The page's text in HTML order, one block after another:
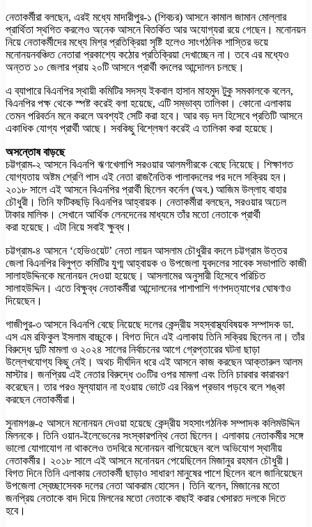
নেতাকর্মীরা বলছেন, এরই মধ্যে মাদারীপুর-১ (শিবচর) আসনে কামাল জামান মোল্লার
প্রার্থিতা স্থগিত করলেও অনেক আসনে বিতর্কিত আর অযোগ্যরা রয়ে গেছেন। মনোনয়ন
নিয়ে নেতাকর্মীদের মধ্যে মিশ্র প্রতিক্রিয়া সৃষ্টি হলেও সাংগঠনিক শাস্তির ভয়ে
মনোনয়নবঞ্চিত নেতারা প্রকাশ্যে কঠোর প্রতিক্রিয়া দেখাচ্ছেন না। তবে এর মধ্যেও
অন্তত ১০ জেলার প্রায় ২০টি আসনে প্রার্থী বদলের আন্দোলন চলছে।
এ ব্যাপারে বিএনপির স্থায়ী কমিটির সদস্য ইকবাল হাসান মাহমুদ টুকু সমকালকে বলেন,
বিএনপির পক্ষ থেকে স্পষ্ট করেই বলা হয়েছে, এটি সম্ভাব্য তালিকা। কোনো এলাকায়
তেমন পরিবর্তন মনে করলে অবশ্যই সেটি করা হবে। আর বড় দল হিসেবে প্রতিটি আসনে
একাধিক যোগ্য প্রার্থী আছে। সবকিছু বিশ্লেষণ করেই এ তালিকা করা হয়েছে।
অসন্তোষ বাড়ছে
চট্টগ্রাম-২ আসনে বিএনপি ঋণখেলাপি সরওয়ার আলমগীরকে বেছে নিয়েছে। শিক্ষাগত
যোগ্যতায় অষ্টম শ্রেণি পাস এই নেতা রাজনৈতিক পালাবদলের পর দলে সক্রিয় হন।
২০১৮ সালে এই আসনে বিএনপির প্রার্থী ছিলেন কর্নেল (অব.) আজিম উল্লাহ বাহার
চৌধুরী। তিনি ফটিকছড়ি বিএনপির আহ্বায়ক। নেতাকর্মীরা বলছেন, সরওয়ার অঢেল
টাকার মালিক। সেখানে আর্থিক লেনদেনের মাধ্যমে তাঁর মতো নেতাকে প্রার্থী
করা হয়েছে। এটা নিয়ে সবাই ক্ষুব্ধ।
চট্টগ্রাম-৪ আসনে ‘হেভিওয়েট’ নেতা লায়ন আসলাম চৌধুরীর বদলে চট্টগ্রাম উত্তর
জেলা বিএনপির বিলুপ্ত কমিটির যুগ্ম আহ্বায়ক ও উপজেলা যুবদলের সাবেক সভাপাতি কাজী
সালাহউদ্দিনকে মনোনয়ন দেওয়া হয়েছে। আসলামের অনুসারী হিসেবে পরিচিত
সালাহউদ্দিন। এতে বিক্ষুব্ধ নেতাকর্মীরা আন্দোলনের পাশাপাশি গণপদত্যাগের ঘোষণাও
দিয়েছেন।
গাজীপুর-৩ আসনে বিএনপি বেছে নিয়েছে দলের কেন্দ্রীয় সহস্বাস্থ্যবিষয়ক সম্পাদক ডা.
এস এম রফিকুল ইসলাম বাচ্চুকে। বিগত দিনে এই এলাকায় তিনি সক্রিয় ছিলেন না। তাঁর
বিরুদ্ধে দুটি মামলা ও ২০২৪ সালের নির্বাচনের আগে গ্রেপ্তারের ঘটনা ছাড়া
উল্লেখযোগ্য কিছু নেই। অথচ দীর্ঘদিন ধরে এই আসনে কাজ করছেন আক্তারুল আলম
মাস্টার। জনপ্রিয় এই নেতার বিরুদ্ধে ৩০টির ওপর মামলা এবং তিনি চারবার কারাবরণ
করেছেন। তার পরও মূল্যায়ান না হওয়ায় ভোটে এর বিরূপ প্রভাব পড়বে বলে শঙ্কা
করছেন নেতাকর্মীরা।
সুনামগঞ্জ-৫ আসনে মনোনয়ন দেওয়া হয়েছে কেন্দ্রীয় সহসাংগঠনিক সম্পাদক কলিমউদ্দিন
মিলনকে। তিনি ওয়ান-ইলেভেনের সংস্কারপন্থি নেতা ছিলেন। এলাকায় নেতাকর্মীর সঙ্গে
ভালো যোগাযোগ না থাকলেও তদবিরে মনোনয়ন বাগিয়েছেন বলে অভিযোগ স্থানীয়
নেতাকর্মীর। ২০১৮ সালে এই আসনে মনোনয়ন পেয়েছিলেন মিজানুর রহমান চৌধুরী।
বিগত দিনে তিনি এলাকায় নেতাকর্মী ছাড়াও সাধারণ মানুষের পাশে ছিলেন বলে জানিয়েছেন
উপজেলা স্বেচ্ছাসেবক দলের নেতা আকরাম হোসেন। তিনি বলেন, মিজানের মতো
জনপ্রিয় নেতাকে বাদ দিয়ে মিলনের মতো নেতাকে বাছাই করার খেসারত দলকে দিতে
হবে।